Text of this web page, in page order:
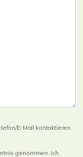
E-Mail kontaktieren
genommen. Ich